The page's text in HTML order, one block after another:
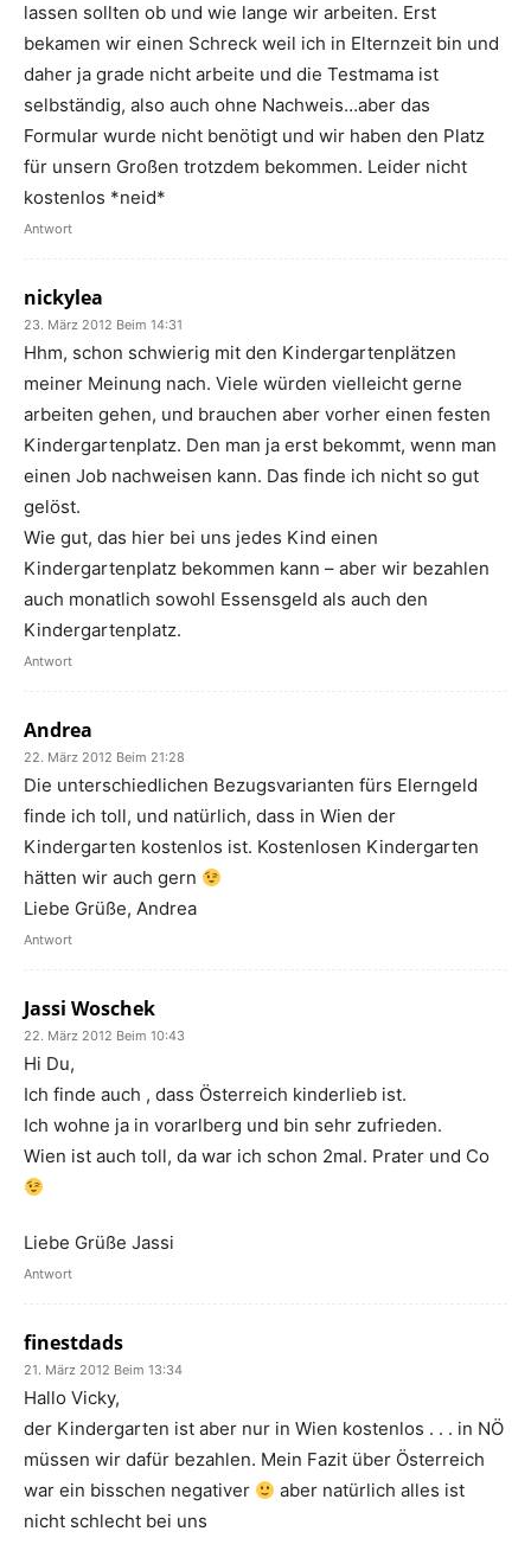
lassen sollten ob und wie lange wir arbeiten. Erst
bekamen wir einen Schreck weil ich in Elternzeit bin und
daher ja grade nicht arbeite und die Testmama ist
selbständig, also auch ohne Nachweis…aber das
Formular wurde nicht benötigt und wir haben den Platz
für unsern Großen trotzdem bekommen. Leider nicht
kostenlos *neid*
Antwort
nickylea
23. März 2012 Beim 14:31
Hhm, schon schwierig mit den Kindergartenplätzen
meiner Meinung nach. Viele würden vielleicht gerne
arbeiten gehen, und brauchen aber vorher einen festen
Kindergartenplatz. Den man ja erst bekommt, wenn man
einen Job nachweisen kann. Das finde ich nicht so gut
gelöst.
Wie gut, das hier bei uns jedes Kind einen
Kindergartenplatz bekommen kann – aber wir bezahlen
auch monatlich sowohl Essensgeld als auch den
Kindergartenplatz.
Antwort
Andrea
22. März 2012 Beim 21:28
Die unterschiedlichen Bezugsvarianten fürs Elerngeld
finde ich toll, und natürlich, dass in Wien der
Kindergarten kostenlos ist. Kostenlosen Kindergarten
hätten wir auch gern
Liebe Grüße, Andrea
Antwort
Jassi Woschek
22. März 2012 Beim 10:43
Hi Du,
Ich finde auch , dass Österreich kinderlieb ist.
Ich wohne ja in vorarlberg und bin sehr zufrieden.
Wien ist auch toll, da war ich schon 2mal. Prater und Co
Liebe Grüße Jassi
Antwort
finestdads
21. März 2012 Beim 13:34
Hallo Vicky,
der Kindergarten ist aber nur in Wien kostenlos . . . in NÖ
müssen wir dafür bezahlen. Mein Fazit über Österreich
war ein bisschen negativer
aber natürlich alles ist
nicht schlecht bei uns